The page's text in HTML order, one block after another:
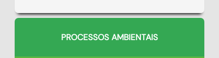
PROCESSOS AMBIENTAIS